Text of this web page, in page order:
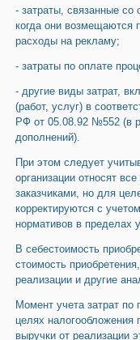
- затраты, связанные со
когда они возмещаются
расходы на рекламу;
- затраты по оплате
- другие виды затрат,
(работ, услуг) в
РФ от 05.08.92 №552 (в
дополнений).
При этом следует
организации относят
заказчиками, но для
корректируются с
нормативов в пределах
В себестоимость
стоимость
реализации и другие
Момент учета затрат по
целях
выручки от реализации